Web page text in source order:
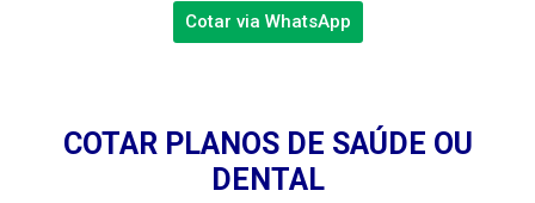
Cotar via WhatsApp
COTAR PLANOS DE SAÚDE OU
DENTAL